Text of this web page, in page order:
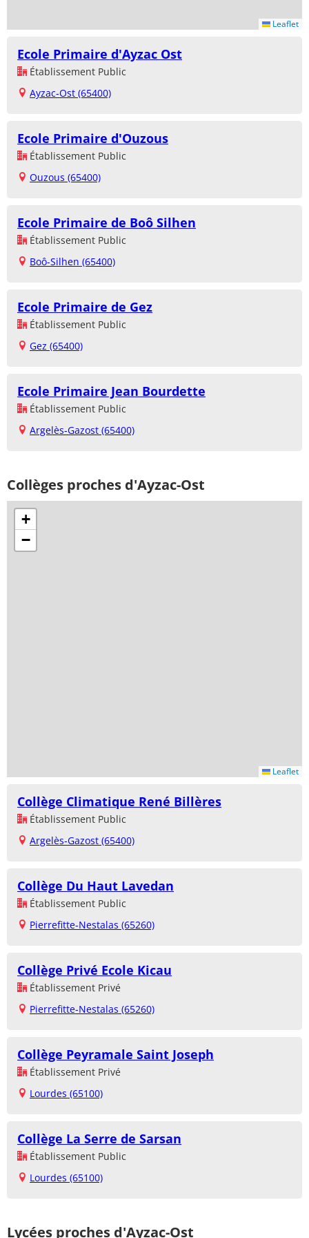
Leaflet
Ecole Primaire d'Ayzac Ost
Établissement Public
Ayzac-Ost (65400)
Ecole Primaire d'Ouzous
Établissement Public
Ouzous (65400)
Ecole Primaire de Boô Silhen
Établissement Public
Boô-Silhen (65400)
Ecole Primaire de Gez
Établissement Public
Gez (65400)
Ecole Primaire Jean Bourdette
Établissement Public
Argelès-Gazost (65400)
Collèges proches d'Ayzac-Ost
+
−
Leaflet
Collège Climatique René Billères
Établissement Public
Argelès-Gazost (65400)
Collège Du Haut Lavedan
Établissement Public
Pierrefitte-Nestalas (65260)
Collège Privé Ecole Kicau
Établissement Privé
Pierrefitte-Nestalas (65260)
Collège Peyramale Saint Joseph
Établissement Privé
Lourdes (65100)
Collège La Serre de Sarsan
Établissement Public
Lourdes (65100)
Lycées proches d'Ayzac-Ost